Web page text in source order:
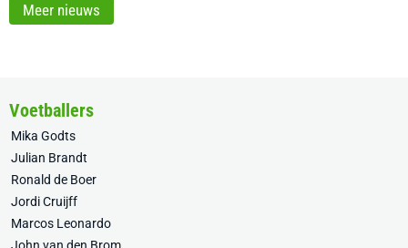
Meer nieuws
Voetballers
Mika Godts
Julian Brandt
Ronald de Boer
Jordi Cruijff
Marcos Leonardo